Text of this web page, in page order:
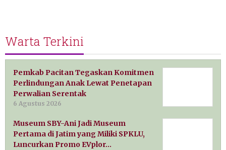
Warta Terkini
Pemkab Pacitan Tegaskan Komitmen
Perlindungan Anak Lewat Penetapan
Perwalian Serentak
6 Agustus 2026
Museum SBY-Ani Jadi Museum
Pertama di Jatim yang Miliki SPKLU,
Luncurkan Promo EVplor…